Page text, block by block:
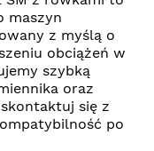
maszyn
z myślą o
obciążeń w
szybką
oraz
się z
po